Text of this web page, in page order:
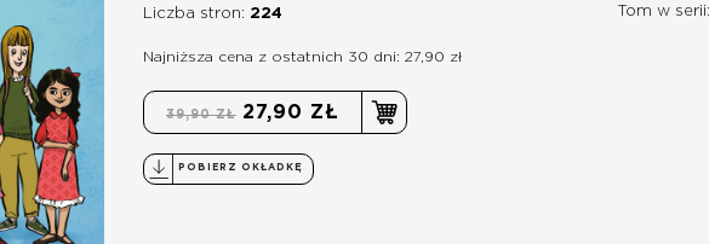
Liczba stron: 224
Tom w serii:
Najniższa cena z ostatnich 30 dni: 27,90 zł
39,90 ZŁ 27,90 ZŁ
POBIERZ OKŁADKĘ